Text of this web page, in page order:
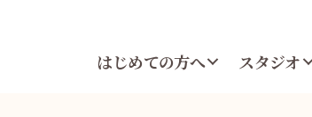
はじめての方へ スタジオ